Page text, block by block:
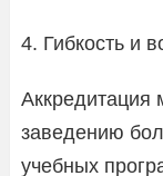
4. Гибкость и
Аккредитация
заведению
учебных